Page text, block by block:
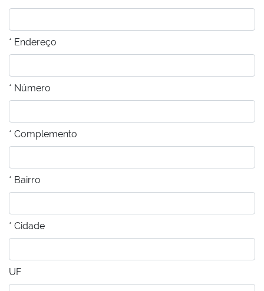
* Endereço
* Número
* Complemento
* Bairro
* Cidade
UF